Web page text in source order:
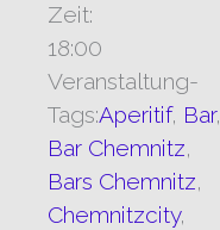
Zeit:
18:00
Veranstaltung-
Tags:Aperitif, Bar,
Bar Chemnitz,
Bars Chemnitz,
Chemnitzcity,